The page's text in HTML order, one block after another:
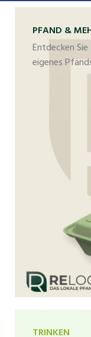
PFAND &
Entdecken
eigenes
TRINKEN